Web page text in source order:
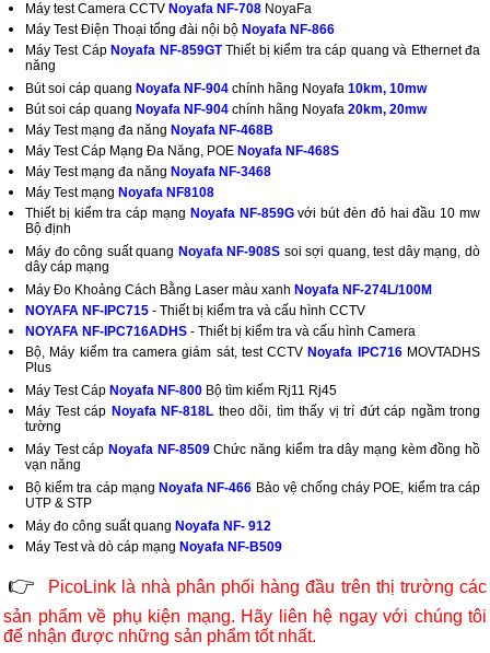
Máy test Camera CCTV Noyafa NF-708 NoyaFa
Máy Test Điện Thoại tổng đài nội bộ Noyafa NF-866
Máy Test Cáp Noyafa NF-859GTThiết bị kiểm tra cáp quang và Ethernet đa
năng
Bút soi cáp quang Noyafa NF-904 chính hãng Noyafa 10km, 10mw
Bút soi cáp quang Noyafa NF-904 chính hãng Noyafa 20km, 20mw
Máy Test mạng đa năng Noyafa NF-468B
Máy Test Cáp Mạng Đa Năng, POE Noyafa NF-468S
Máy Test mạng đa năng Noyafa NF-3468
Máy Test mạng Noyafa NF8108
Thiết bị kiểm tra cáp mạng Noyafa NF-859Gvới bút đèn đỏ hai đầu 10 mw
Bộ định
Máy đo công suất quang Noyafa NF-908S soi sợi quang, test dây mạng, dò
dây cáp mạng
Máy Đo Khoảng Cách Bằng Laser màu xanh Noyafa NF-274L/100M
NOYAFA NF-IPC715 - Thiết bị kiểm tra và cấu hình CCTV
NOYAFA NF-IPC716ADHS - Thiết bị kiểm tra và cấu hình Camera
Bộ, Máy kiểm tra camera giám sát, test CCTV Noyafa IPC716MOVTADHS
Plus
Máy Test Cáp Noyafa NF-800 Bộ tìm kiếm Rj11 Rj45
Máy Test cáp Noyafa NF-818L theo dõi, tìm thấy vị trí đứt cáp ngầm trong
tường
Máy Test cáp Noyafa NF-8509Chức năng kiểm tra dây mạng kèm đồng hồ
vạn năng
Bộ kiểm tra cáp mạng Noyafa NF-466 Bảo vệ chống cháy POE, kiểm tra cáp
UTP & STP
Máy đo công suất quang Noyafa NF- 912
Máy Test và dò cáp mạng Noyafa NF-B509
👉
PicoLink là nhà phân phối hàng đầu trên thị trường các
sản phẩm về phụ kiện mạng. Hãy liên hệ ngay với chúng tôi
để nhận được những sản phẩm tốt nhất.